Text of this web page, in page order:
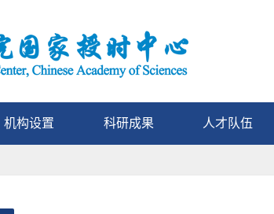
机构设置 科研成果 人才队伍